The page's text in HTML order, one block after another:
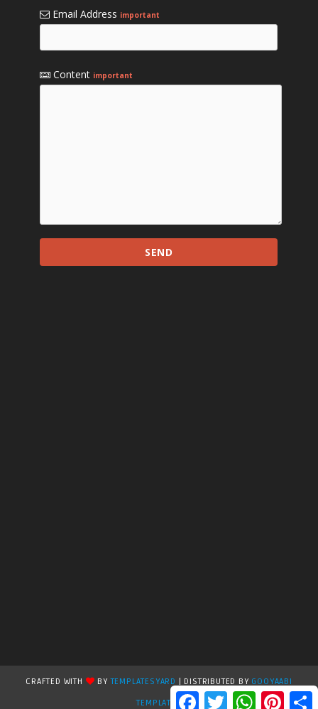
T
W
P
Email Address important
Content important
CRAFTED WITH BYTEMPLATESYARD | DISTRIBUTED BY GOOYAABI
TEMPLATES